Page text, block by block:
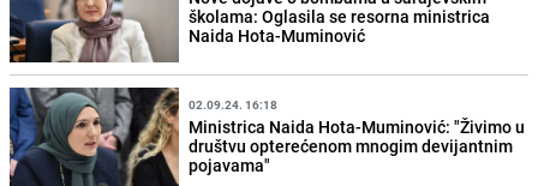
školama: Oglasila se resorna ministrica
Naida Hota-Muminović
02.09.24. 16:18
Ministrica Naida Hota-Muminović: "Živimo u
društvu opterećenom mnogim devijantnim
pojavama"